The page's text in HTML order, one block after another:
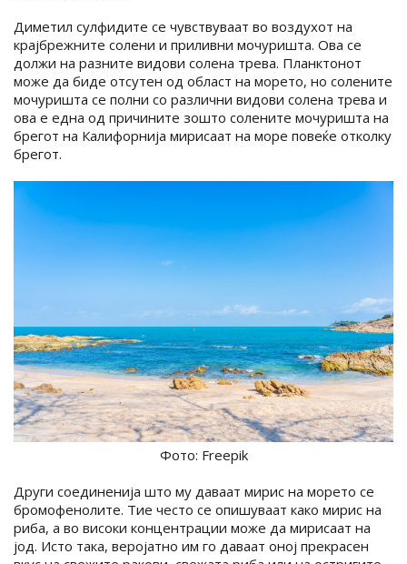
Диметил сулфидите се чувствуваат во воздухот на
крајбрежните солени и приливни мочуришта. Ова се
должи на разните видови солена трева. Планктонот
може да биде отсутен од област на морето, но солените
мочуришта се полни со различни видови солена трева и
ова е една од причините зошто солените мочуришта на
брегот на Калифорнија мирисаат на море повеќе отколку
брегот.
Фото: Freepik
Други соединенија што му даваат мирис на морето се
бромофенолите. Тие често се опишуваат како мирис на
риба, а во високи концентрации може да мирисаат на
јод. Исто така, веројатно им го даваат оној прекрасен